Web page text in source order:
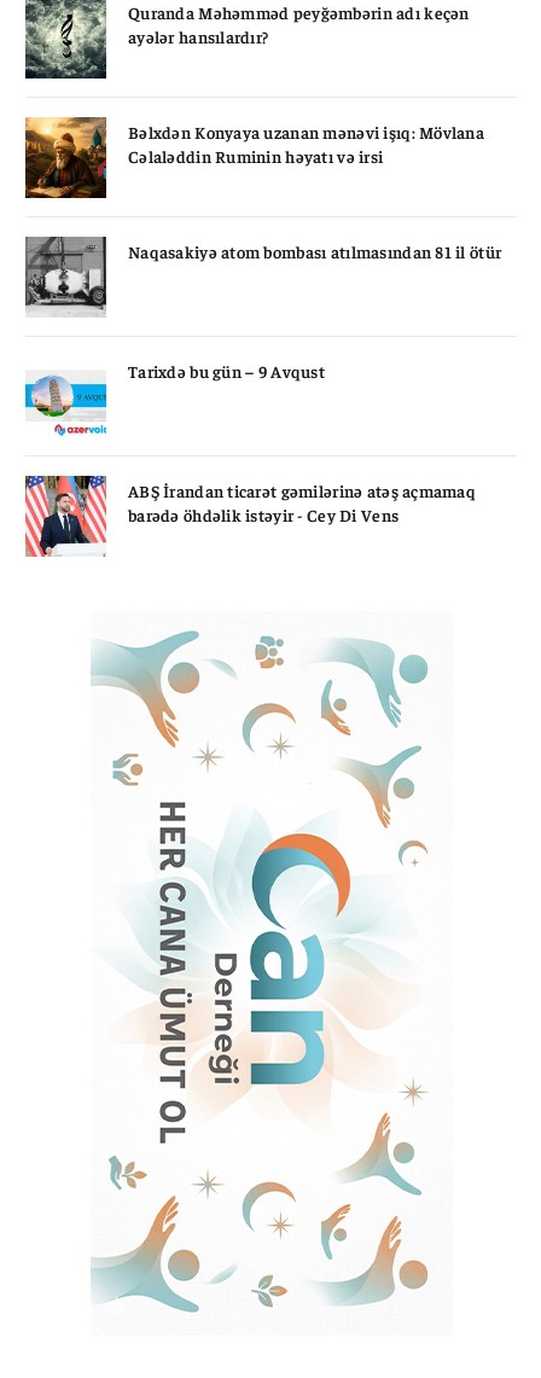
Quranda Məhəmməd peyğəmbərin adı keçən
ayələr hansılardır?
Bəlxdən Konyaya uzanan mənəvi işıq: Mövlana
Cəlaləddin Ruminin həyatı və irsi
Naqasakiyə atom bombası atılmasından 81 il ötür
Tarixdə bu gün – 9 Avqust
ABŞ İrandan ticarət gəmilərinə atəş açmamaq
barədə öhdəlik istəyir - Cey Di Vens